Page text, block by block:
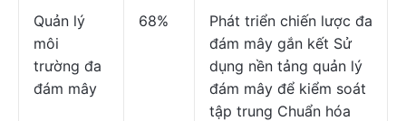
Quản lý
môi
trường đa
đám mây
68%
Phát triển chiến lược đa
đám mây gắn kết Sử
dụng nền tảng quản lý
đám mây để kiểm soát
tập trung Chuẩn hóa